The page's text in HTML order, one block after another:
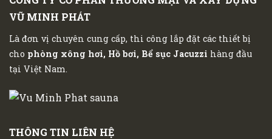
VŨ MINH PHÁT
Là đơn vị chuyên cung cấp, thi công lắp đặt các thiết bị
cho phòng xông hơi, Hồ bơi, Bể sục Jacuzzi hàng đầu
tại Việt Nam.
THÔNG TIN LIÊN HỆ